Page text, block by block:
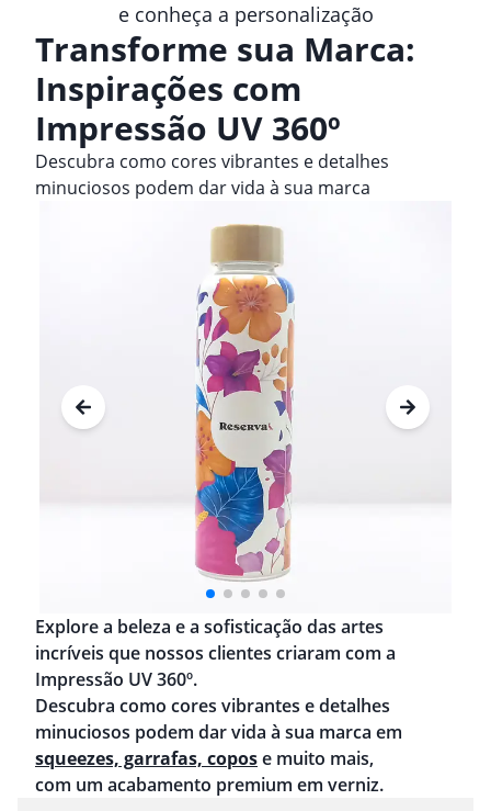
e conheça a personalização
Transforme sua Marca:
Inspirações com
Impressão UV 360º
Descubra como cores vibrantes e detalhes
minuciosos podem dar vida à sua marca
Explore a beleza e a sofisticação das artes
incríveis que nossos clientes criaram com a
Impressão UV 360º.
Descubra como cores vibrantes e detalhes
minuciosos podem dar vida à sua marca em
squeezes, garrafas, copose muito mais,
com um acabamento premium em verniz.